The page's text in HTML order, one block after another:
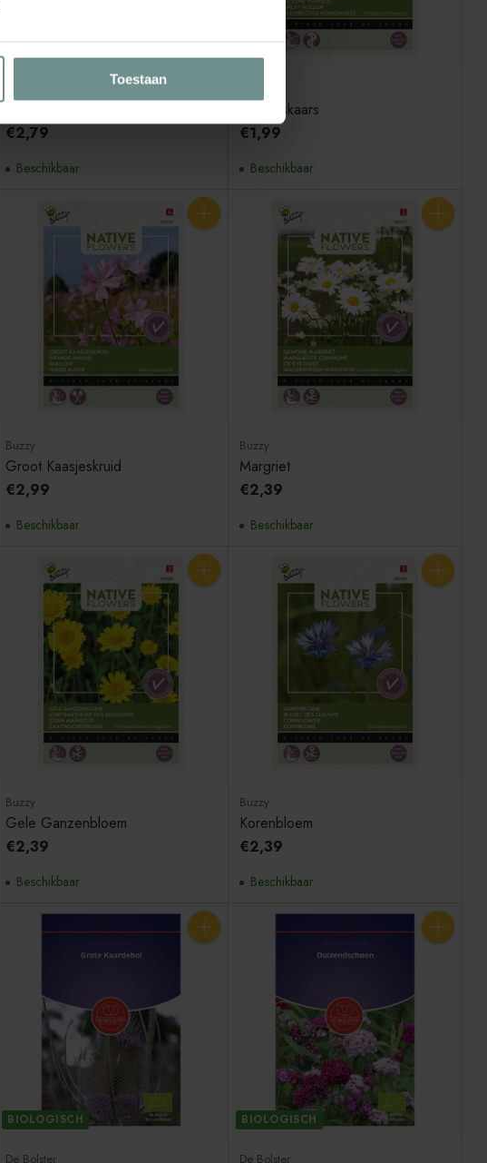
Toestaan
€2,79
Beschikbaar
Koningskaars
€1,99
Beschikbaar
Aantal
Buzzy
Groot Kaasjeskruid
€2,99
Beschikbaar
Aantal
Buzzy
Margriet
€2,39
Beschikbaar
Aantal
Buzzy
Gele Ganzenbloem
€2,39
Beschikbaar
Aantal
Buzzy
Korenbloem
€2,39
Beschikbaar
BIOLOGISCH
Aantal
De Bolster
BIOLOGISCH
Aantal
De Bolster